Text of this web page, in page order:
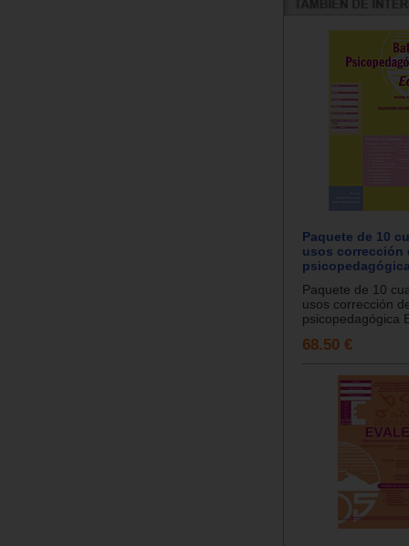
Paquete de 10
usos corrección
Paquete de 10
usos corrección
psicopedagógica
68.50 €